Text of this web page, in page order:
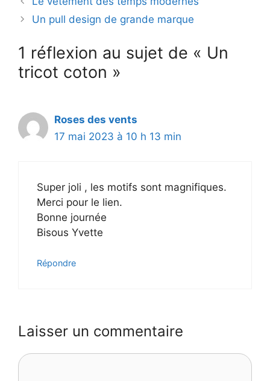
o
Un pull design de grande marque
1 réflexion au sujet de « Un
tricot coton »
Roses des vents
17 mai 2023 à 10 h 13 min
Super joli , les motifs sont magnifiques.
Merci pour le lien.
Bonne journée
Bisous Yvette
Répondre
Laisser un commentaire
Commentaire